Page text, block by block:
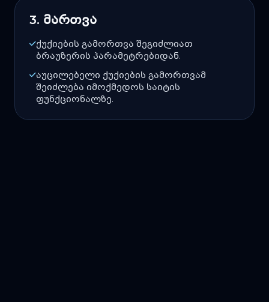
3. მართვა
ქუქიების გამორთვა შეგიძლიათ
ბრაუზერის პარამეტრებიდან.
აუცილებელი ქუქიების გამორთვამ
შეიძლება იმოქმედოს საიტის
ფუნქციონალზე.